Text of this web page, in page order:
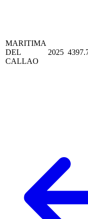
MARITIMA
DEL
CALLAO
2025